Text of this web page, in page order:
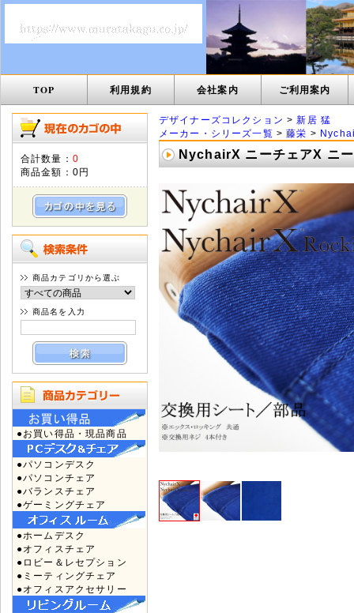
TOP 利用規約 会社案内 ご利用案内
合計数量： 0
商品金額： 0円
商品カテゴリから選ぶ
商品名を入力
●お買い得品・現品商品
●パソコンデスク
●パソコンチェア
●バランスチェア
●ゲーミングチェア
●ホームデスク
●オフィスチェア
●ロビー＆レセプション
●ミーティングチェア
●オフィスアクセサリー
デザイナーズコレクション >新居 猛
メーカー・シリーズ一覧 >藤栄 >
NychairX ニーチェアX ニ